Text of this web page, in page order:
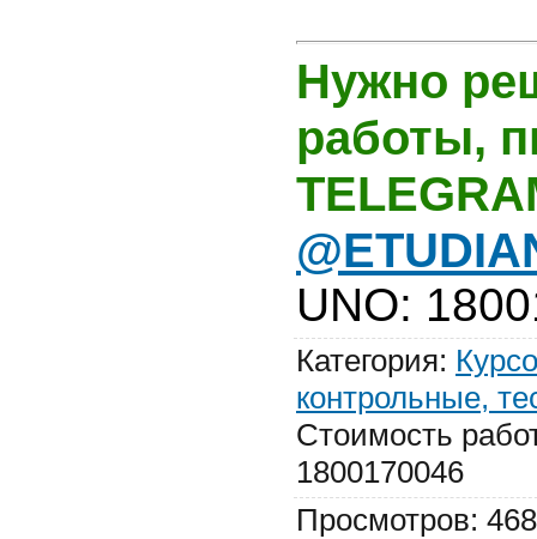
Нужно
работы,
UNO:
Категория:
контрольные,
Стоимость
1800170046
Просмотров: 468